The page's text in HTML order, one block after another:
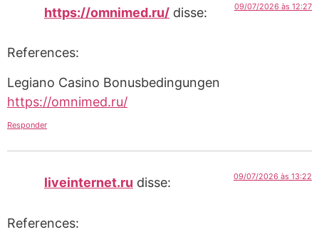
https://omnimed.ru/ disse: 09/07/2026 às 12:27
References:
Legiano Casino Bonusbedingungen
https://omnimed.ru/
Responder
liveinternet.ru disse: 09/07/2026 às 13:22
References: